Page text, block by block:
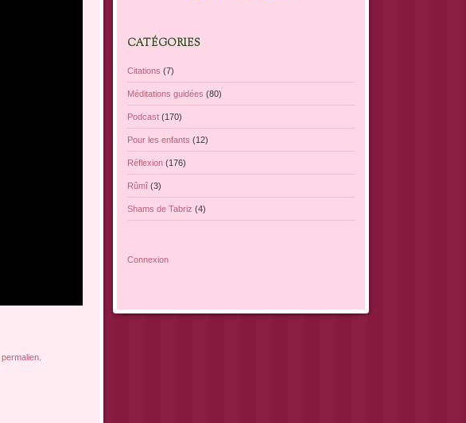
permalien.
CATÉGORIES
Citations (7)
Méditations guidées (80)
Podcast (170)
Pour les enfants (12)
Réflexion (176)
Rûmî (3)
Shams de Tabriz (4)
Connexion